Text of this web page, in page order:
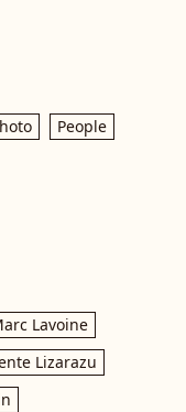
People
Lavoine
Lizarazu